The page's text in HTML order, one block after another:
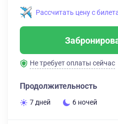
Рассчитать цену с
Не требует оплаты сейчас
Продолжительность
7 дней 6 ночей